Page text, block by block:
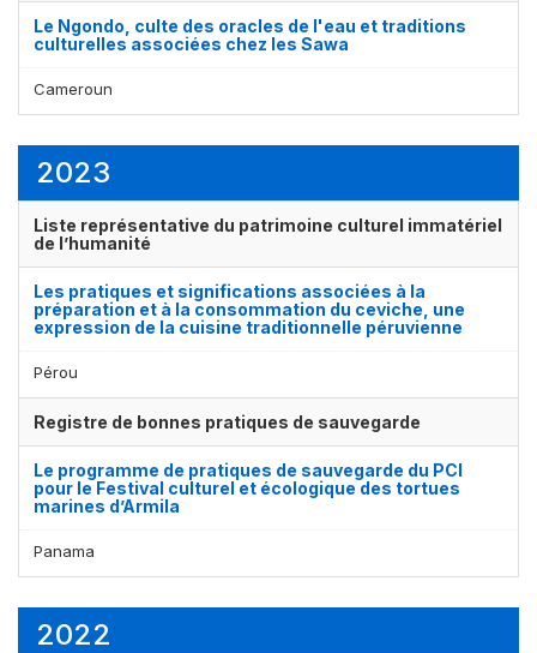
Le Ngondo, culte des oracles de l'eau et traditions
culturelles associées chez les Sawa
Cameroun
2023
Liste représentative du patrimoine culturel immatériel
de l’humanité
Les pratiques et significations associées à la
préparation et à la consommation du ceviche, une
expression de la cuisine traditionnelle péruvienne
Pérou
Registre de bonnes pratiques de sauvegarde
Le programme de pratiques de sauvegarde du PCI
pour le Festival culturel et écologique des tortues
marines d’Armila
Panama
2022